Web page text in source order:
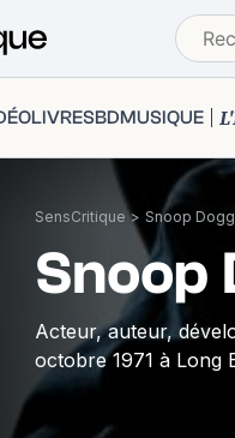
LIVRESBDMUSIQUE
SensCritique > Snoop Dogg
Snoop
Acteur, auteur,
octobre 1971 à Long